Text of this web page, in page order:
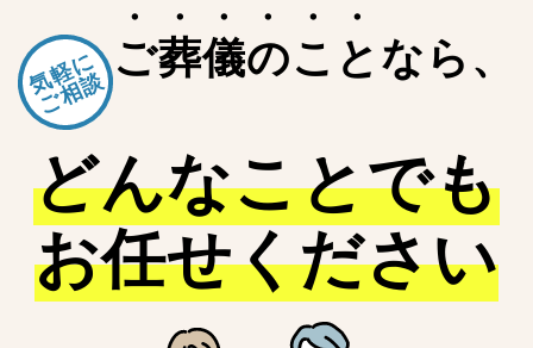
蓮田市
坂戸市
幸手市
鶴ヶ島市
日高市
吉川市
ふじみ野市
白岡市
宮代町
伊奈町
三芳町
毛呂山町
気軽に
ご相談
ご葬儀のこ となら、
どんなことでも
お任せください